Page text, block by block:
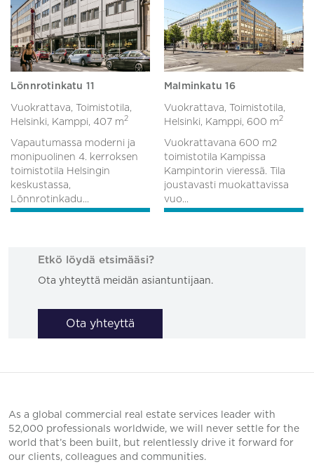
Lönnrotinkatu 11
Vuokrattava, Toimistotila,
Helsinki, Kamppi, 407 m2
Vapautumassa moderni ja
monipuolinen 4. kerroksen
toimistotila Helsingin
keskustassa,
Lönnrotinkadu...
Malminkatu 16
Vuokrattava, Toimistotila,
Helsinki, Kamppi, 600 m2
Vuokrattavana 600 m2
toimistotila Kampissa
Kampintorin vieressä. Tila
joustavasti muokattavissa
vuo...
Etkö löydä etsimääsi?
Ota yhteyttä meidän asiantuntijaan.
Ota yhteyttä
As a global commercial real estate services leader with
52,000 professionals worldwide, we will never settle for the
world that’s been built, but relentlessly drive it forward for
our clients, colleagues and communities.